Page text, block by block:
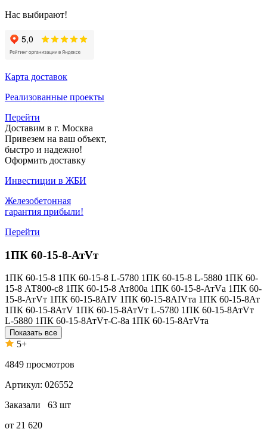
Нас выбирают!
Карта доставок
Реализованные проекты
Перейти
Доставим в г. Москва
Привезем на ваш объект,
быстро и надежно!
Оформить доставку
Инвестиции в ЖБИ
Железобетонная
гарантия прибыли!
Перейти
1ПК 60-15-8-АтVт
1ПК 60-15-8 1ПК 60-15-8 L-5780 1ПК 60-15-8 L-5880 1ПК 60-
15-8 АТ800-с8 1ПК 60-15-8 Ат800а 1ПК 60-15-8-АтVа 1ПК 60-
15-8-АтVт 1ПК 60-15-8AIV 1ПК 60-15-8AIVта 1ПК 60-15-8Ат
1ПК 60-15-8АтV 1ПК 60-15-8АтVт L-5780 1ПК 60-15-8АтVт
L-5880 1ПК 60-15-8АтVт-С-8а 1ПК 60-15-8АтVта
Показать все
5+
4849 просмотров
Артикул: 026552
Заказали 63 шт
от 21 620